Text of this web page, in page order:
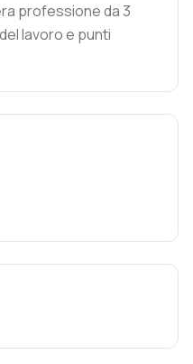
professione da 3
lavoro e punti